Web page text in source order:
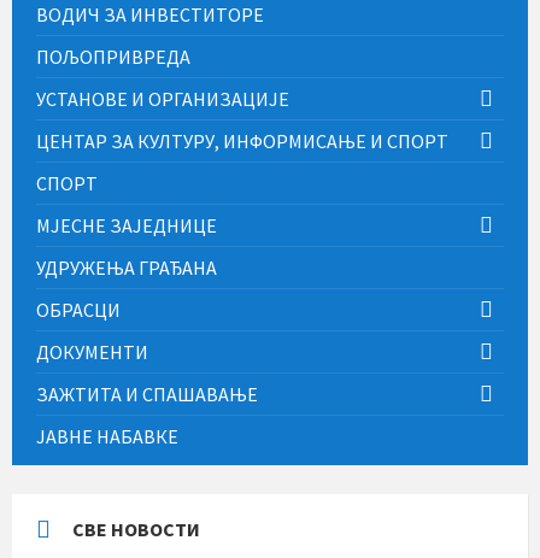
ВОДИЧ ЗА ИНВЕСТИТОРЕ
ПОЉОПРИВРЕДА
УСТАНОВЕ И ОРГАНИЗАЦИЈЕ
ЦЕНТАР ЗА КУЛТУРУ, ИНФОРМИСАЊЕ И СПОРТ
СПОРТ
МЈЕСНЕ ЗАЈЕДНИЦЕ
УДРУЖЕЊА ГРАЂАНА
ОБРАСЦИ
ДОКУМЕНТИ
ЗАЖТИТА И СПАШАВАЊЕ
ЈАВНЕ НАБАВКЕ
СВЕ НОВОСТИ